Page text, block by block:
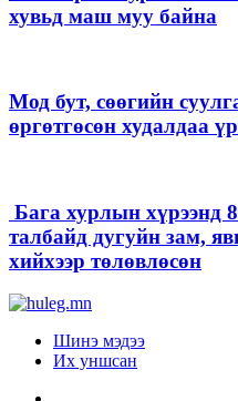
хувьд маш муу байна
Мод бут, сөөгийн
өргөтгөсөн худалдаа
Бага хурлын хүрээнд
талбайд дугуйн зам,
хийхээр төлөвлөсөн
Шинэ мэдээ
Их уншсан